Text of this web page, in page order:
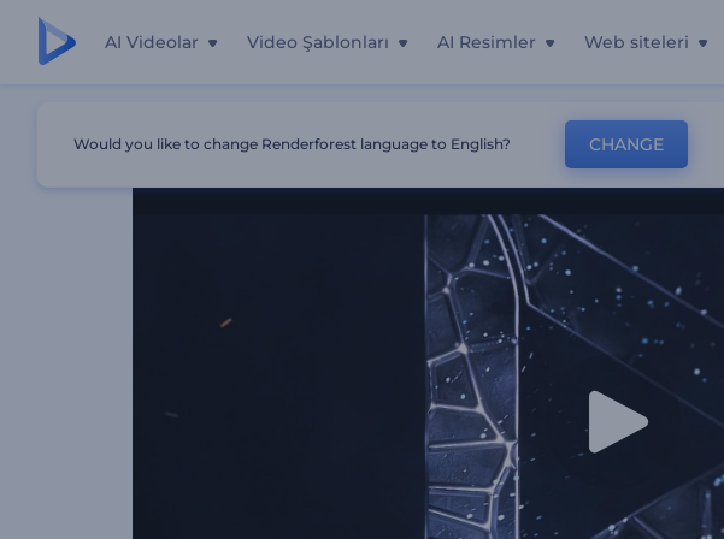
AI Videolar Video Şablonları AI Resimler Web siteleri
Would you like to change Renderforest language to English? CHANGE